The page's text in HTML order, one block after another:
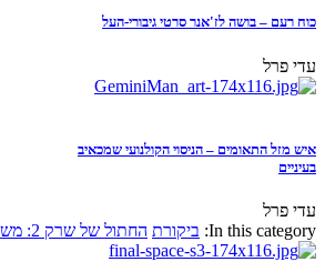
כוח רעם – בושה לז'אנר סרטי גיבורי-העל
עדי פרל
איש מזל התאומים – הניסוי הקולנועי שמכאיב
בעיניים
עדי פרל
In this category: ביקורת החתול של שרק 2: משאלה אחת ודי